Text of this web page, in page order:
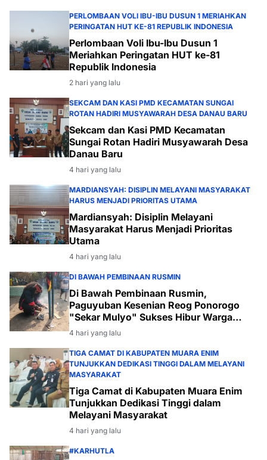
PERLOMBAAN VOLI IBU-IBU DUSUN 1 MERIAHKAN
PERINGATAN HUT KE-81 REPUBLIK INDONESIA
Perlombaan Voli Ibu-Ibu Dusun 1
Meriahkan Peringatan HUT ke-81
Republik Indonesia
2 hari yang lalu
SEKCAM DAN KASI PMD KECAMATAN SUNGAI
ROTAN HADIRI MUSYAWARAH DESA DANAU BARU
Sekcam dan Kasi PMD Kecamatan
Sungai Rotan Hadiri Musyawarah Desa
Danau Baru
4 hari yang lalu
MARDIANSYAH: DISIPLIN MELAYANI MASYARAKAT
HARUS MENJADI PRIORITAS UTAMA
Mardiansyah: Disiplin Melayani
Masyarakat Harus Menjadi Prioritas
Utama
4 hari yang lalu
DI BAWAH PEMBINAAN RUSMIN
Di Bawah Pembinaan Rusmin,
Paguyuban Kesenian Reog Ponorogo
"Sekar Mulyo" Sukses Hibur Warga
Desa Payabakal
4 hari yang lalu
TIGA CAMAT DI KABUPATEN MUARA ENIM
TUNJUKKAN DEDIKASI TINGGI DALAM MELAYANI
MASYARAKAT
Tiga Camat di Kabupaten Muara Enim
Tunjukkan Dedikasi Tinggi dalam
Melayani Masyarakat
4 hari yang lalu
#KARHUTLA